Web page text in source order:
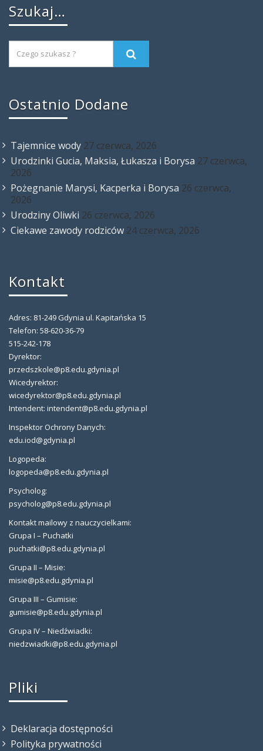
Szukaj…
Ostatnio Dodane
Tajemnice wody 27 czerwca, 2026
Urodzinki Gucia, Maksia, Łukasza i Borysa 27 czerwca,
2026
Pożegnanie Marysi, Kacperka i Borysa 26 czerwca,
2026
Urodziny Oliwki 26 czerwca, 2026
Ciekawe zawody rodziców 24 czerwca, 2026
Kontakt
Adres: 81-249 Gdynia ul. Kapitańska 15
Telefon: 58-620-36-79
515-242-178
Dyrektor:
przedszkole@p8.edu.gdynia.pl
Wicedyrektor:
wicedyrektor@p8.edu.gdynia.pl
Intendent: intendent@p8.edu.gdynia.pl
Inspektor Ochrony Danych:
edu.iod@gdynia.pl
Logopeda:
logopeda@p8.edu.gdynia.pl
Psycholog:
psycholog@p8.edu.gdynia.pl
Kontakt mailowy z nauczycielkami:
Grupa I – Puchatki
puchatki@p8.edu.gdynia.pl
Grupa II – Misie:
misie@p8.edu.gdynia.pl
Grupa III – Gumisie:
gumisie@p8.edu.gdynia.pl
Grupa IV – Niedźwiadki:
niedzwiadki@p8.edu.gdynia.pl
Pliki
Deklaracja dostępności
Polityka prywatności